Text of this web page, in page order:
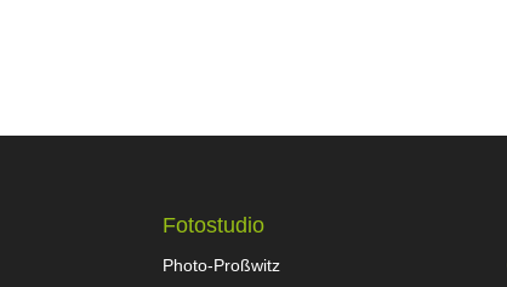
Fotostudio
Photo-Proßwitz